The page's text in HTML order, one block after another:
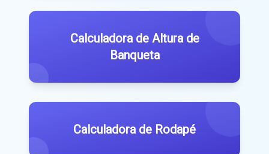
Calculadora de Altura de
Banqueta
Calculadora de Rodapé